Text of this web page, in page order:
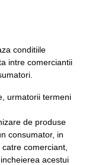
conditiile
intre comerciantii
urmatorii termeni
de produse
consumator, in
comerciant,
acestui